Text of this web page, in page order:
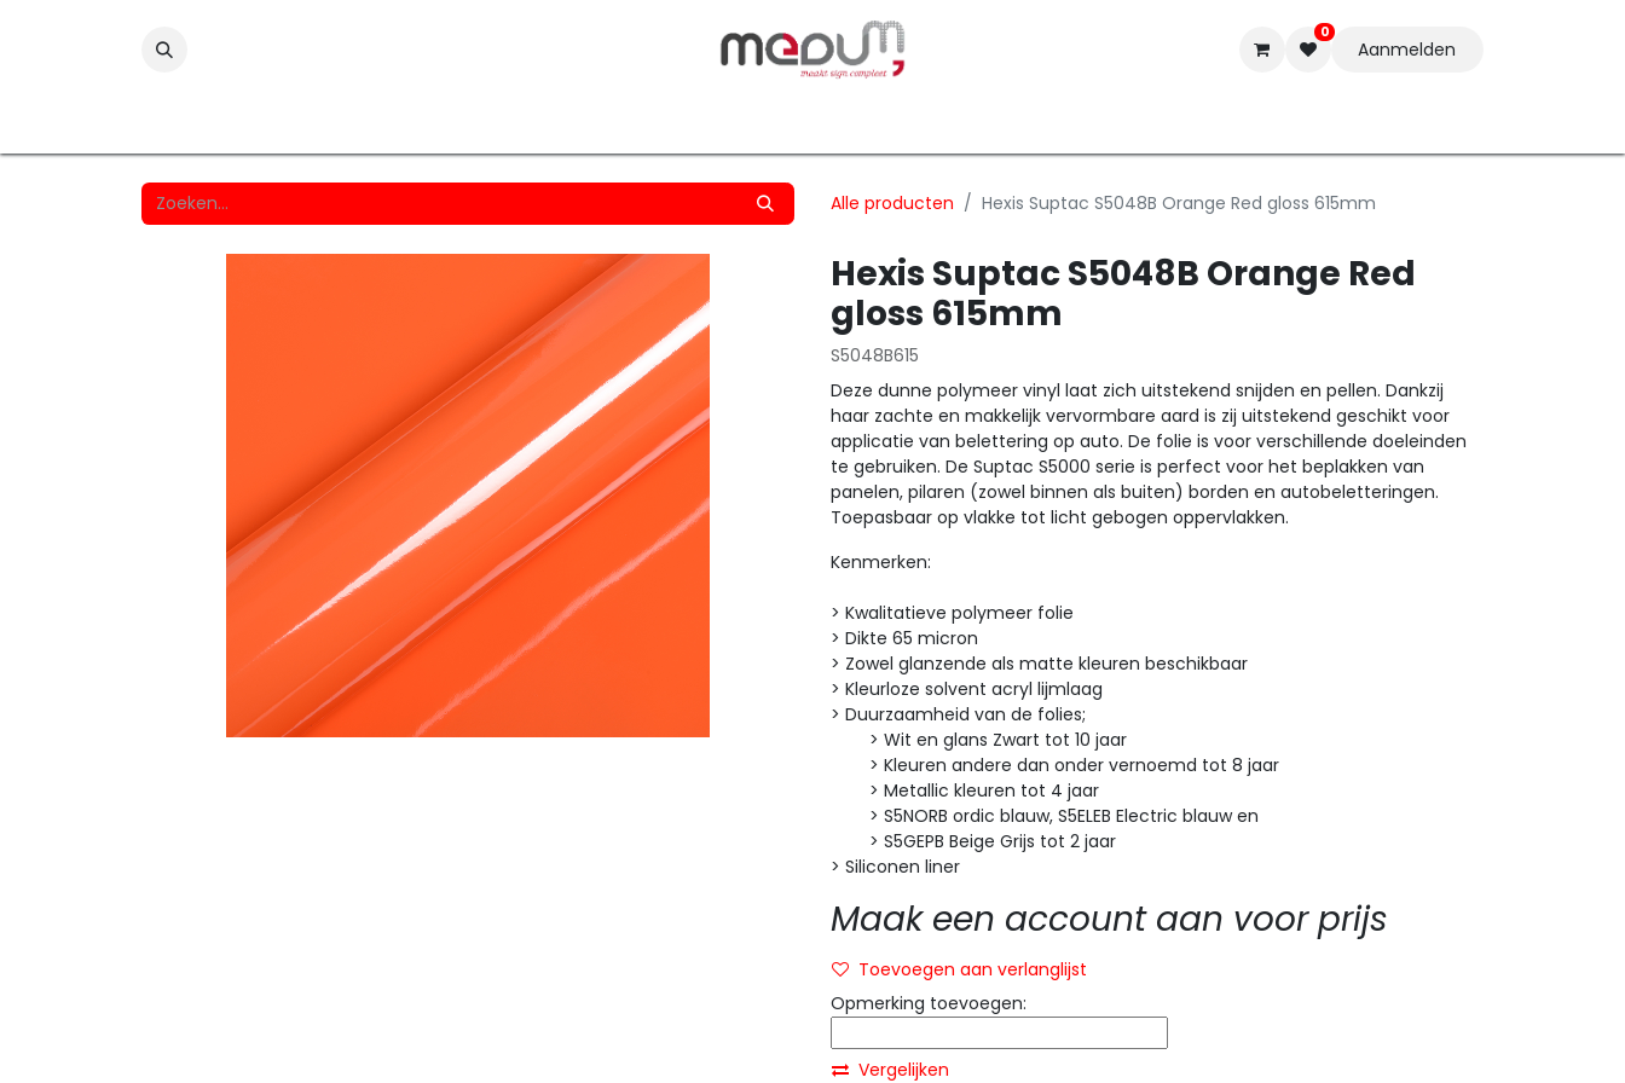
0
Aanmelden
Alle producten Hexis Suptac S5048B Orange Red gloss 615mm
Hexis Suptac S5048B Orange Red
gloss 615mm
S5048B615
Deze dunne polymeer vinyl laat zich uitstekend snijden en pellen. Dankzij
haar zachte en makkelijk vervormbare aard is zij uitstekend geschikt voor
applicatie van belettering op auto. De folie is voor verschillende doeleinden
te gebruiken. De Suptac S5000 serie is perfect voor het beplakken van
panelen, pilaren (zowel binnen als buiten) borden en autobeletteringen.
Toepasbaar op vlakke tot licht gebogen oppervlakken.
Kenmerken:
> Kwalitatieve polymeer folie
> Dikte 65 micron
> Zowel glanzende als matte kleuren beschikbaar
> Kleurloze solvent acryl lijmlaag
> Duurzaamheid van de folies;
> Wit en glans Zwart tot 10 jaar
> Kleuren andere dan onder vernoemd tot 8 jaar
> Metallic kleuren tot 4 jaar
> S5NORB ordic blauw, S5ELEB Electric blauw en
> S5GEPB Beige Grijs tot 2 jaar
> Siliconen liner
Maak een account aan voor prijs
Toevoegen aan verlanglijst
Opmerking toevoegen:
Vergelijken